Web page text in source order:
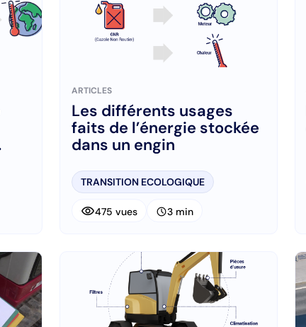
ARTICLES
Les différents usages
faits de l’énergie stockée
dans un engin
TRANSITION ECOLOGIQUE
visibility475 vues schedule3 min